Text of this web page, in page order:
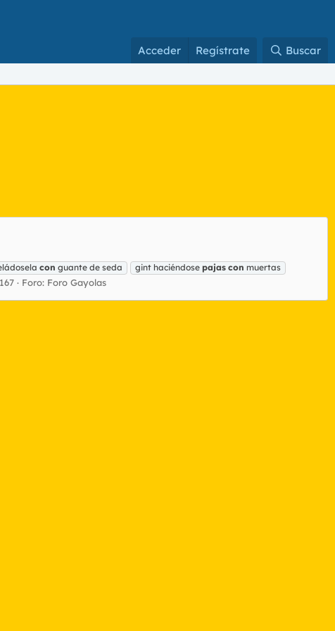
Acceder Regístrate Buscar
con guante de seda gint haciéndose pajas con muertas
Foro: Foro Gayolas